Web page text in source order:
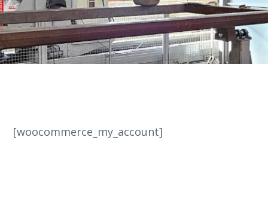
[woocommerce_my_account]